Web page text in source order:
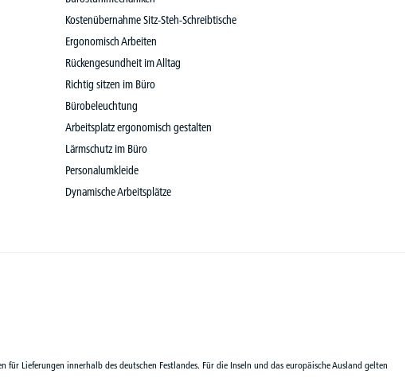
Kostenübernahme Sitz-Steh-Schreibtische
Ergonomisch Arbeiten
Rückengesundheit im Alltag
Richtig sitzen im Büro
Bürobeleuchtung
Arbeitsplatz ergonomisch gestalten
Lärmschutz im Büro
Personalumkleide
Dynamische Arbeitsplätze
Lieferungen innerhalb des deutschen Festlandes. Für die Inseln und das europäische Ausland gelten